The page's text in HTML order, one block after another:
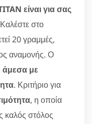
είναι για σας
στο
20 γραμμές,
αναμονής. Ο
άμεσα με
. Κριτήριο για
, η οποία
καλός στόλος